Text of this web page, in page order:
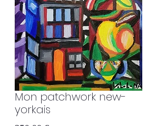
Mon patchwork new-
yorkais